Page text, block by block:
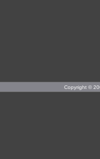
Copyright ©